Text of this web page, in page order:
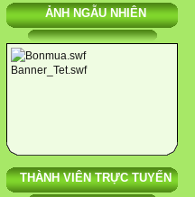
ẢNH NGẪU NHIÊN
THÀNH VIÊN TRỰC TUYẾN